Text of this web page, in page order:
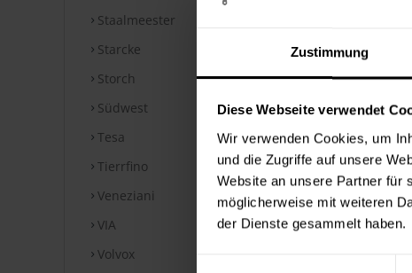
Zustimmung
Diese Webseite verwendet
Wir verwenden Cookies, um
und die Zugriffe auf unsere
Website an unsere Partner für
möglicherweise mit weiteren
der Dienste gesammelt haben.
Staalmeester
Starcke
Storch
Südwest
Tesa
Tierrfino
Veneziani
VIA
Volvox
siehe
Verbrauch
Die
Untergrund.
Merkblatt.